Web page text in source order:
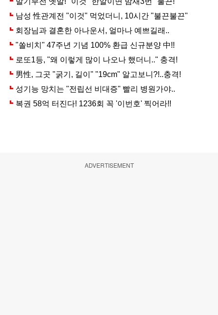
ADVERTISEMENT